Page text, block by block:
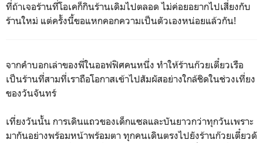
ที่ถ้าเจอร้านที่โอเคก็กินร้านเดิมไปตลอด ไม่ค่อยอยากไปเสี่ยงกับ
ร้านใหม่ แต่ครั้งนี้ขอแหกคอกความเป็นตัวเองหน่อยแล้วกัน!
จากคำบอกเล่าของพี่ในออฟฟิศคนหนึ่ง ทำให้ร้านก๊วยเตี๋ยวเรือ
เป็นร้านที่สามที่เราถือโอกาสเข้าไปสัมผัสอย่างใกล้ชิดในช่วงเที่ยง
ของวันจันทร์
เที่ยงวันนั้น การเดินแถวของเด็กแซลและบันยาวกว่าทุกวันเพราะ
มากันอย่างพร้อมหน้าพร้อมตา ทุกคนเดินตรงไปยังร้านก๊วยเตี๋ยวดั